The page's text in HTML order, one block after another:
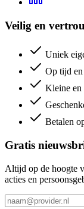
Veilig en
Uniek
Op tijd en
Kleine en
Betalen
Gratis
Altijd op de hoogte
acties en